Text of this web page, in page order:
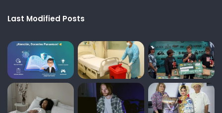
Last Modified Posts